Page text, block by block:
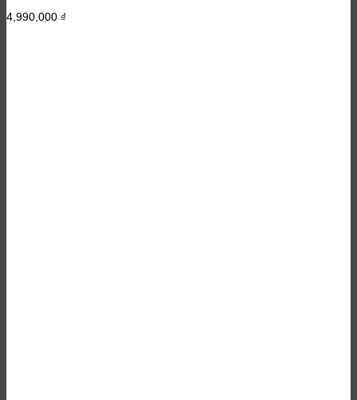
4,990,000 ₫